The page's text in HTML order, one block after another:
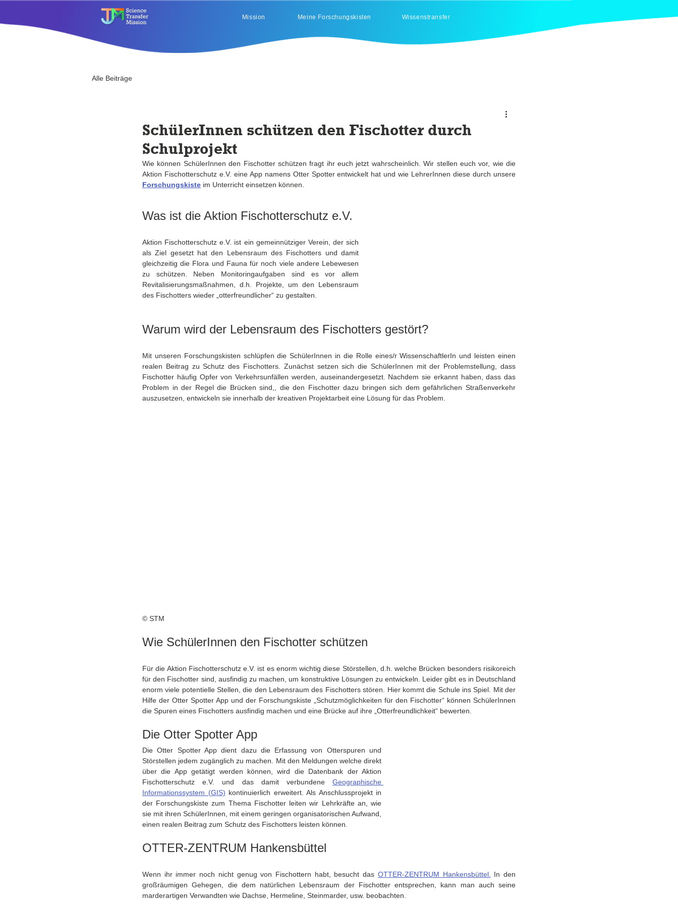
Mission Meine Forschungskisten Wissenstransfer
Alle Beiträge
SchülerInnen schützen den Fischotter durch
Schulprojekt
Wie können SchülerInnen den Fischotter schützen fragt ihr euch jetzt wahrscheinlich. Wir stellen euch vor, wie die
Forschungskiste im Unterricht einsetzen können.
Was ist die Aktion Fischotterschutz e.V.
Aktion Fischotterschutz e.V. ist ein gemeinnütziger Verein, der sich
als Ziel gesetzt hat den Lebensraum des Fischotters und damit
gleichzeitig die Flora und Fauna für noch viele andere Lebewesen
zu schützen. Neben Monitoringaufgaben sind es vor allem
Revitalisierungsmaßnahmen, d.h. Projekte, um den Lebensraum
des Fischotters wieder „otterfreundlicher“ zu gestalten.
Warum wird der Lebensraum des Fischotters gestört?
Mit unseren Forschungskisten schlüpfen die SchülerInnen in die Rolle eines/r WissenschaftlerIn und leisten einen
realen Beitrag zu Schutz des Fischotters. Zunächst setzen sich die SchülerInnen mit der Problemstellung, dass
Fischotter häufig Opfer von Verkehrsunfällen werden, auseinandergesetzt. Nachdem sie erkannt haben, dass das
Problem in der Regel die Brücken sind,, die den Fischotter dazu bringen sich dem gefährlichen Straßenverkehr
auszusetzen, entwickeln sie innerhalb der kreativen Projektarbeit eine Lösung für das Problem.
© STM
Wie SchülerInnen den Fischotter schützen
Für die Aktion Fischotterschutz e.V. ist es enorm wichtig diese Störstellen, d.h. welche Brücken besonders risikoreich
für den Fischotter sind, ausfindig zu machen, um konstruktive Lösungen zu entwickeln. Leider gibt es in Deutschland
enorm viele potentielle Stellen, die den Lebensraum des Fischotters stören. Hier kommt die Schule ins Spiel. Mit der
Hilfe der Otter Spotter App und der Forschungskiste „Schutzmöglichkeiten für den Fischotter“ können SchülerInnen
die Spuren eines Fischotters ausfindig machen und eine Brücke auf ihre „Otterfreundlichkeit“ bewerten.
Die Otter Spotter App
Die Otter Spotter App dient dazu die Erfassung von Otterspuren und
Störstellen jedem zugänglich zu machen. Mit den Meldungen welche direkt
über die App getätigt werden können, wird die Datenbank der Aktion
Fischotterschutz e.V. und das damit verbundene Geographische
Informationssystem (GIS) kontinuierlich erweitert. Als Anschlussprojekt in
der Forschungskiste zum Thema Fischotter leiten wir Lehrkräfte an, wie
sie mit ihren SchülerInnen, mit einem geringen organisatorischen Aufwand,
einen realen Beitrag zum Schutz des Fischotters leisten können.
OTTER-ZENTRUM Hankensbüttel
Wenn ihr immer noch nicht genug von Fischottern habt, besucht das OTTER-ZENTRUM Hankensbüttel. In den
großräumigen Gehegen, die dem natürlichen Lebensraum der Fischotter entsprechen, kann man auch seine
marderartigen Verwandten wie Dachse, Hermeline, Steinmarder, usw. beobachten.